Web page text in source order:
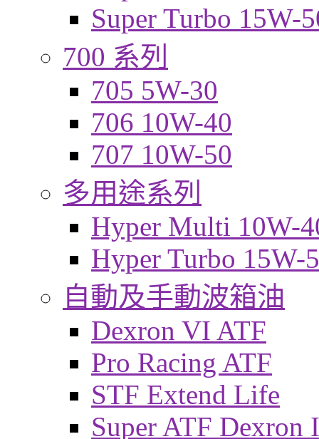
Super Turbo 15W-
700 系列
705 5W-30
706 10W-40
707 10W-50
多用途系列
Hyper Multi 10W-
Hyper Turbo 15W-
自動及手動波箱油
Dexron VI ATF
Pro Racing ATF
STF Extend Life
Super ATF Dexron